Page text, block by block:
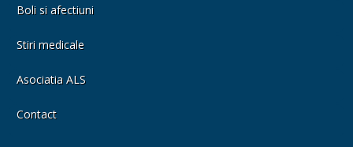
Boli si afectiuni
Stiri medicale
Asociatia ALS
Contact